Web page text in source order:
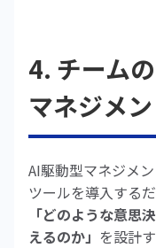
4. チーム
マネジメ
AI駆動型マネジメ
ツールを導入する
「どのような意思
えるのか」 を設計